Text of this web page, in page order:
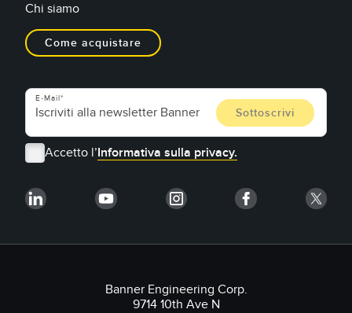
Chi siamo
Come acquistare
E-Mail
Accetto l’Informativa sulla privacy.
Banner Engineering Corp.
9714 10th Ave N